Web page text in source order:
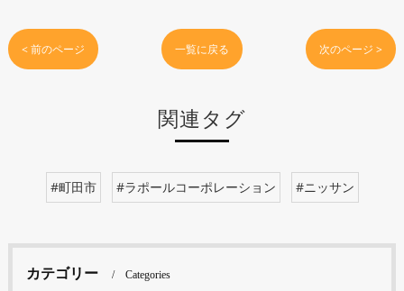
< 前のページ 一覧に戻る 次のページ >
関連タグ
#町田市 #ラポールコーポレーション #ニッサン
カテゴリー Categories